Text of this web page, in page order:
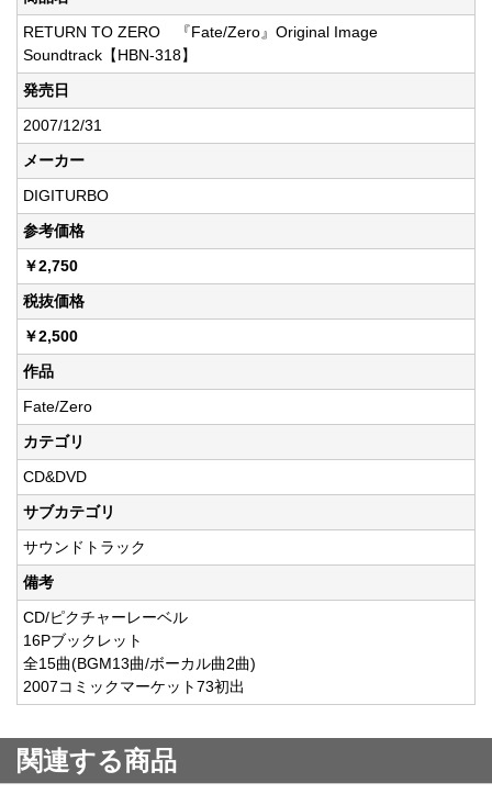
RETURN TO ZERO 『Fate/Zero』Original Image
Soundtrack【HBN-318】
発売日
2007/12/31
メーカー
DIGITURBO
参考価格
￥2,750
税抜価格
￥2,500
作品
Fate/Zero
カテゴリ
CD&DVD
サブカテゴリ
サウンドトラック
備考
CD/ピクチャーレーベル
16Pブックレット
全15曲(BGM13曲/ボーカル曲2曲)
2007コミックマーケット73初出
関連する商品